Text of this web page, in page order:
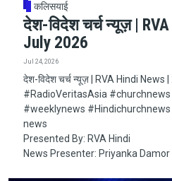
कलिसयाई
देश-विदेश चर्च न्यूज़ |
July 2026
Jul 24, 2026
देश-विदेश चर्च न्यूज़ | RVA Hindi News
#RadioVeritasAsia​​​​​
#weeklynews​
news
Presented By: RVA Hindi
News Presenter: Priyanka Damor